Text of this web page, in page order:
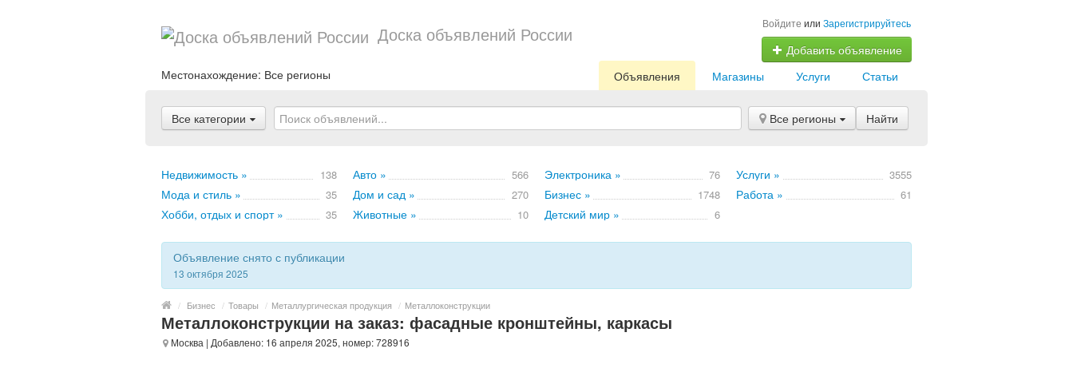
Доска объявлений России Войдите или Зарегистрируйтесь
Добавить объявление
Местонахождение: Все регионы Статьи
Услуги
Магазины
Объявления
Все категории Все регионы Найти
Недвижимость » 138 Авто » 566 Электроника » 76 Услуги » 3555
Мода и стиль » 35 Дом и сад » 270 Бизнес » 1748 Работа » 61
Хобби, отдых и спорт » 35 Животные » 10 Детский мир » 6
Объявление снято с публикации
13 октября 2025
/ Бизнес / Товары / Металлургическая продукция / Металлоконструкции
Металлоконструкции на заказ: фасадные кронштейны, каркасы
Москва | Добавлено: 16 апреля 2025, номер: 728916